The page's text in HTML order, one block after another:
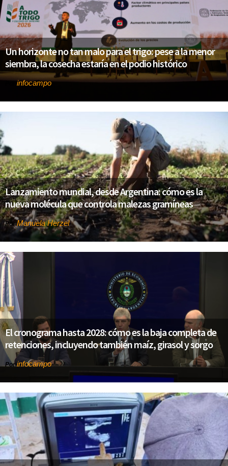
Un horizonte no tan malo para el trigo: pese a la menor
siembra, la cosecha estaría en el podio histórico
infocampo
Lanzamiento mundial, desde Argentina: cómo es la
nueva molécula que controla malezas gramíneas
PorManuela Herzel
El cronograma hasta 2028: cómo es la baja completa de
retenciones, incluyendo también maíz, girasol y sorgo
Porinfocampo